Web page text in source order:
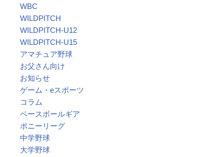
WBC
WILDPITCH
WILDPITCH-U12
WILDPITCH-U15
アマチュア野球
お父さん向け
お知らせ
ゲーム・eスポーツ
コラム
ベースボールギア
ポニーリーグ
中学野球
大学野球